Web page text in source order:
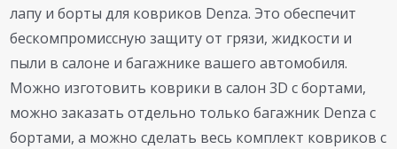
лапу и борты для ковриков Denza. Это обеспечит
бескомпромиссную защиту от грязи, жидкости и
пыли в салоне и багажнике вашего автомобиля.
Можно изготовить коврики в салон 3D с бортами,
можно заказать отдельно только багажник Denza с
бортами, а можно сделать весь комплект ковриков с